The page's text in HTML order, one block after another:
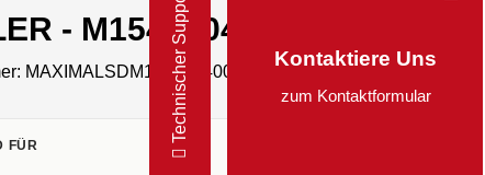
Technischer Support Kontaktiere Uns
zum Kontaktformular
- M1542104000
MAXIMALSDM1542104000
FÜR